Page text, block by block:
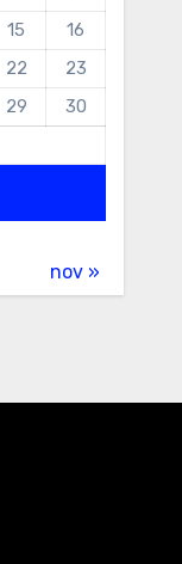
15
16
22
23
29
30
nov »